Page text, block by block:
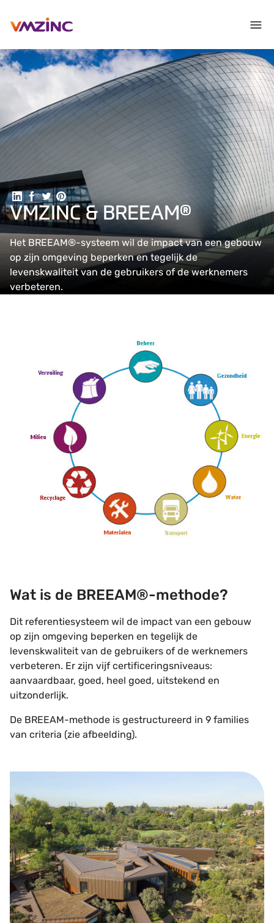
Deel op LinkedIn
Deel op Facebook
Delen op Twitter
Delen op Pinterest
VMZINC & BREEAM®
Het BREEAM®-systeem wil de impact van een gebouw
op zijn omgeving beperken en tegelijk de
levenskwaliteit van de gebruikers of de werknemers
verbeteren.
Wat is de BREEAM®-methode?
Dit referentiesysteem wil de impact van een gebouw
op zijn omgeving beperken en tegelijk de
levenskwaliteit van de gebruikers of de werknemers
verbeteren. Er zijn vijf certificeringsniveaus:
aanvaardbaar, goed, heel goed, uitstekend en
uitzonderlijk.
De BREEAM-methode is gestructureerd in 9 families
van criteria (zie afbeelding).